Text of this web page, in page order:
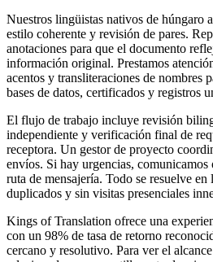
Nuestros lingüistas nativos de húngaro
estilo coherente y revisión de pares.
anotaciones para que el documento
información original. Prestamos
acentos y transliteraciones de nombres
bases de datos, certificados y registros
El flujo de trabajo incluye revisión
independiente y verificación final de
receptora. Un gestor de proyecto
envíos. Si hay urgencias, comunicamos
ruta de mensajería. Todo se resuelve
duplicados y sin visitas presenciales
Kings of Translation ofrece una
con un 98% de tasa de retorno
cercano y resolutivo. Para ver el